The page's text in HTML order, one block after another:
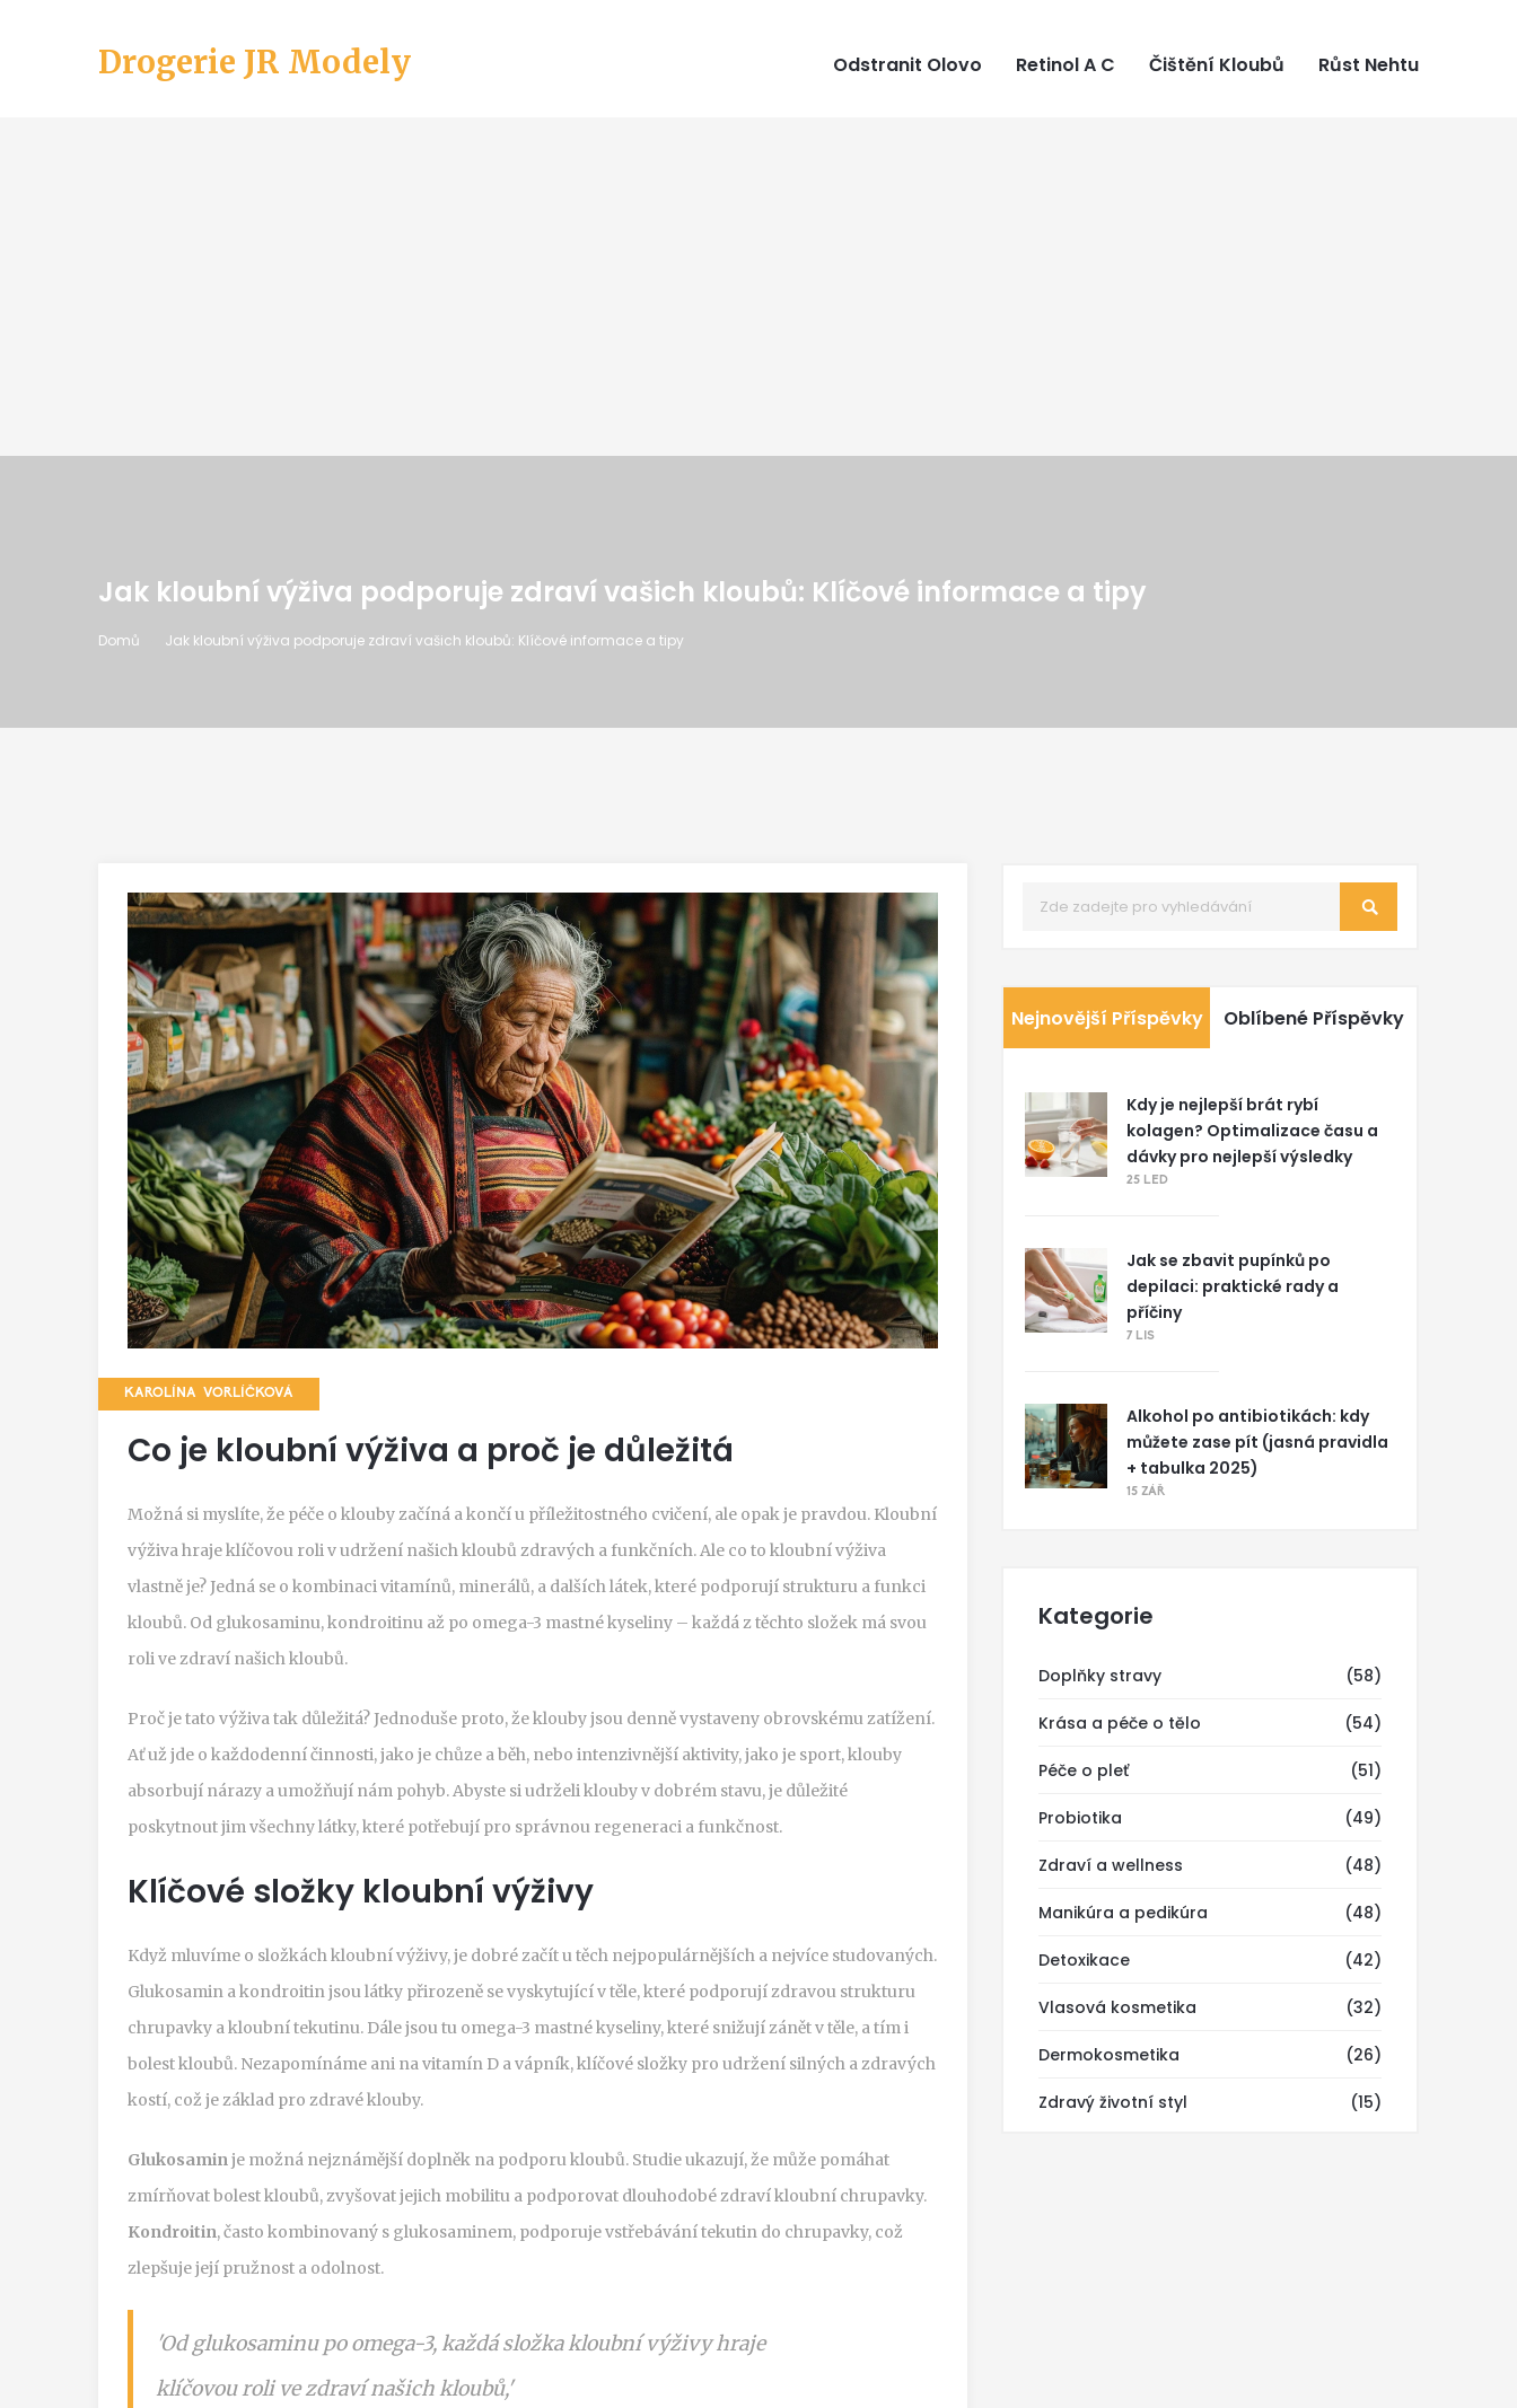
Drogerie JR Modely Odstranit Olovo Retinol A C Čištění Kloubů Růst Nehtu
Jak kloubní výživa podporuje zdraví vašich kloubů: Klíčové informace a tipy
Domů Jak kloubní výživa podporuje zdraví vašich kloubů: Klíčové informace a tipy
KAROLÍNA VORLÍČKOVÁ
Co je kloubní výživa a proč je důležitá
Možná si myslíte, že péče o klouby začíná a končí u příležitostného cvičení, ale opak je pravdou. Kloubní
výživa hraje klíčovou roli v udržení našich kloubů zdravých a funkčních. Ale co to kloubní výživa
vlastně je? Jedná se o kombinaci vitamínů, minerálů, a dalších látek, které podporují strukturu a funkci
kloubů. Od glukosaminu, kondroitinu až po omega-3 mastné kyseliny – každá z těchto složek má svou
roli ve zdraví našich kloubů.
Proč je tato výživa tak důležitá? Jednoduše proto, že klouby jsou denně vystaveny obrovskému zatížení.
Ať už jde o každodenní činnosti, jako je chůze a běh, nebo intenzivnější aktivity, jako je sport, klouby
absorbují nárazy a umožňují nám pohyb. Abyste si udrželi klouby v dobrém stavu, je důležité
poskytnout jim všechny látky, které potřebují pro správnou regeneraci a funkčnost.
Klíčové složky kloubní výživy
Když mluvíme o složkách kloubní výživy, je dobré začít u těch nejpopulárnějších a nejvíce studovaných.
Glukosamin a kondroitin jsou látky přirozeně se vyskytující v těle, které podporují zdravou strukturu
chrupavky a kloubní tekutinu. Dále jsou tu omega-3 mastné kyseliny, které snižují zánět v těle, a tím i
bolest kloubů. Nezapomínáme ani na vitamín D a vápník, klíčové složky pro udržení silných a zdravých
kostí, což je základ pro zdravé klouby.
Glukosaminje možná nejznámější doplněk na podporu kloubů. Studie ukazují, že může pomáhat
zmírňovat bolest kloubů, zvyšovat jejich mobilitu a podporovat dlouhodobé zdraví kloubní chrupavky.
Kondroitin, často kombinovaný s glukosaminem, podporuje vstřebávání tekutin do chrupavky, což
zlepšuje její pružnost a odolnost.
'Od glukosaminu po omega-3, každá složka kloubní výživy hraje
klíčovou roli ve zdraví našich kloubů,'
Nejnovější Příspěvky Oblíbené Příspěvky
Kdy je nejlepší brát rybí
kolagen? Optimalizace času a
dávky pro nejlepší výsledky
25 LED
Jak se zbavit pupínků po
depilaci: praktické rady a
příčiny
7 LIS
Alkohol po antibiotikách: kdy
můžete zase pít (jasná pravidla
+ tabulka 2025)
15 ZÁŘ
Kategorie
Doplňky stravy (58)
Krása a péče o tělo (54)
Péče o pleť (51)
Probiotika (49)
Zdraví a wellness (48)
Manikúra a pedikúra (48)
Detoxikace (42)
Vlasová kosmetika (32)
Dermokosmetika (26)
Zdravý životní styl (15)